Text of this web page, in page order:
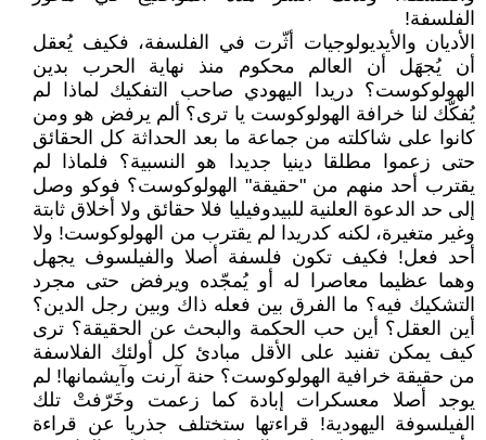
الفلسفة!
الأديان والأيديولوجيات أثّرت في الفلسفة، فكيف يُعقل
أن يُجهَل أن العالم محكوم منذ نهاية الحرب بدين
الهولوكوست؟ دريدا اليهودي صاحب التفكيك لماذا لم
يُفكّك لنا خرافة الهولوكوست يا ترى؟ ألم يرفض هو ومن
كانوا على شاكلته من جماعة ما بعد الحداثة كل الحقائق
حتى زعموا مطلقا دينيا جديدا هو النسبية؟ فلماذا لم
يقترب أحد منهم من "حقيقة" الهولوكوست؟ فوكو وصل
إلى حد الدعوة العلنية للبيدوفيليا فلا حقائق ولا أخلاق ثابتة
وغير متغيرة، لكنه كدريدا لم يقترب من الهولوكوست! ولا
أحد فعل! فكيف تكون فلسفة أصلا والفيلسوف يجهل
وهما عظيما معاصرا له أو يُمجّده ويرفض حتى مجرد
التشكيك فيه؟ ما الفرق بين فعله ذاك وبين رجل الدين؟
أين العقل؟ أين حب الحكمة والبحث عن الحقيقة؟ ترى
كيف يمكن تفنيد على الأقل مبادئ كل أولئك الفلاسفة
من حقيقة خرافية الهولوكوست؟ حنة آرنت وآيشمانها! لم
يوجد أصلا معسكرات إبادة كما زعمت وخَرّفتْ تلك
الفيلسوفة اليهودية! قراءتها ستختلف جذريا عن قراءة